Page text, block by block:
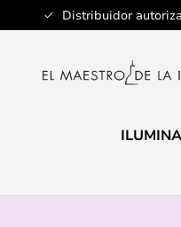
Distribuidor
Ir
al